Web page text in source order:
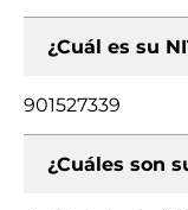
¿Cuál es su
901527339
¿Cuáles son